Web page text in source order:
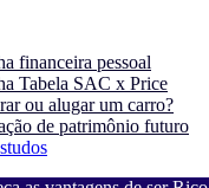
financeira pessoal
Tabela SAC x Price
ou alugar um carro?
de patrimônio futuro